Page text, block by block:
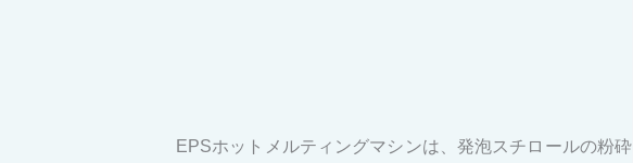
EPSホットメルティングマシンは、発泡スチロールの粉砕